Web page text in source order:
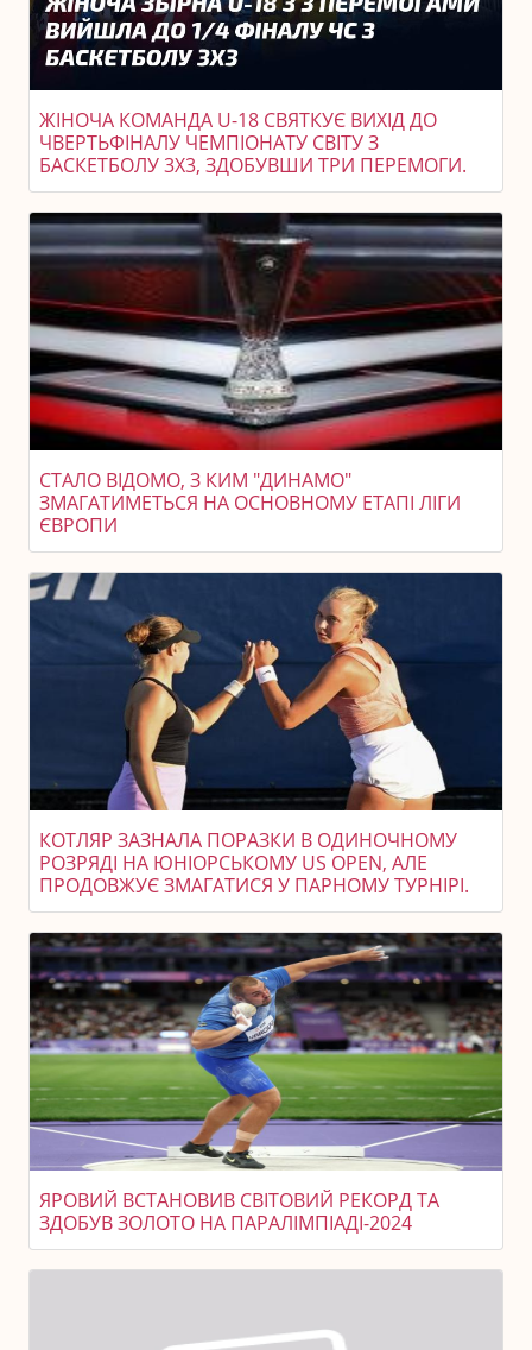
ЖІНОЧА КОМАНДА U-18 СВЯТКУЄ ВИХІД ДО
ЧВЕРТЬФІНАЛУ ЧЕМПІОНАТУ СВІТУ З
БАСКЕТБОЛУ 3X3, ЗДОБУВШИ ТРИ ПЕРЕМОГИ.
СТАЛО ВІДОМО, З КИМ "ДИНАМО"
ЗМАГАТИМЕТЬСЯ НА ОСНОВНОМУ ЕТАПІ ЛІГИ
ЄВРОПИ
КОТЛЯР ЗАЗНАЛА ПОРАЗКИ В ОДИНОЧНОМУ
РОЗРЯДІ НА ЮНІОРСЬКОМУ US OPEN, АЛЕ
ПРОДОВЖУЄ ЗМАГАТИСЯ У ПАРНОМУ ТУРНІРІ.
ЯРОВИЙ ВСТАНОВИВ СВІТОВИЙ РЕКОРД ТА
ЗДОБУВ ЗОЛОТО НА ПАРАЛІМПІАДІ-2024